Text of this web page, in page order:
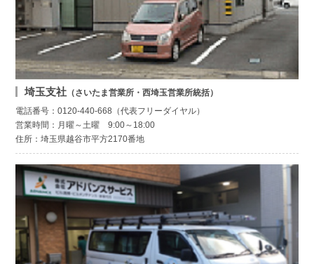
埼玉支社 （さいたま営業所・西埼玉営業所統括）
電話番号：0120-440-668（代表フリーダイヤル）
営業時間：月曜～土曜 9:00～18:00
住所：埼玉県越谷市平方2170番地